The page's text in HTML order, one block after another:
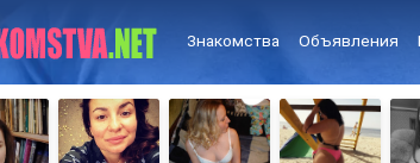
Знакомства Объявления